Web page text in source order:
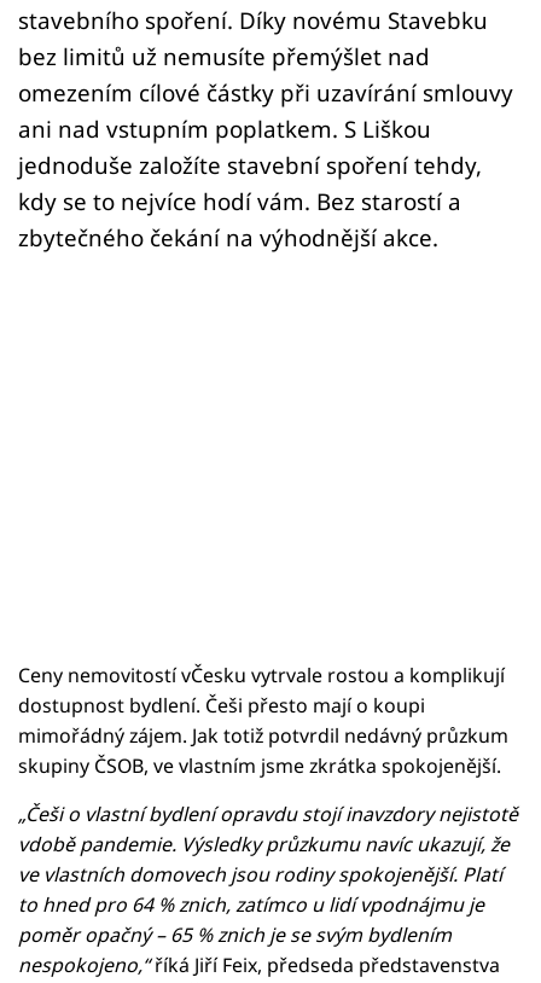
stavebního spoření. Díky novému Stavebku
bez limitů už nemusíte přemýšlet nad
omezením cílové částky při uzavírání smlouvy
ani nad vstupním poplatkem. S Liškou
jednoduše založíte stavební spoření tehdy,
kdy se to nejvíce hodí vám. Bez starostí a
zbytečného čekání na výhodnější akce.
Ceny nemovitostí vČesku vytrvale rostou a komplikují
dostupnost bydlení. Češi přesto mají o koupi
mimořádný zájem. Jak totiž potvrdil nedávný průzkum
skupiny ČSOB, ve vlastním jsme zkrátka spokojenější.
„Češi o vlastní bydlení opravdu stojí inavzdory nejistotě
vdobě pandemie. Výsledky průzkumu navíc ukazují, že
ve vlastních domovech jsou rodiny spokojenější. Platí
to hned pro 64 % znich, zatímco u lidí vpodnájmu je
poměr opačný – 65 % znich je se svým bydlením
nespokojeno,“říká Jiří Feix, předseda představenstva